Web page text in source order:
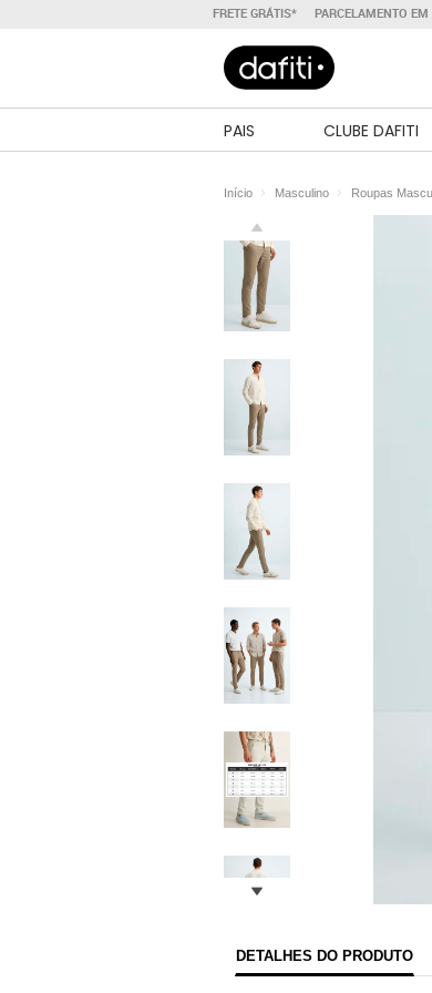
FRETE GRÁTIS* PARCELAMENTO
PAIS CLUBE DAFITI
Início Masculino Roupas
DETALHES DO PRODUTO